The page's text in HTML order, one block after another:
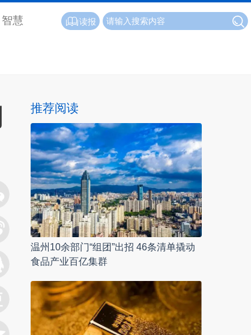
智慧 读报
推荐阅读
温州10余部门“组团”出招 46条清单撬动
食品产业百亿集群